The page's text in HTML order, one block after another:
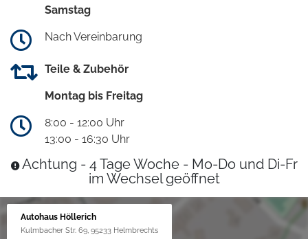
Samstag
Nach Vereinbarung
Teile & Zubehör
Montag bis Freitag
8:00 - 12:00 Uhr
13:00 - 16:30 Uhr
Achtung - 4 Tage Woche - Mo-Do und Di-Fr
im Wechsel geöffnet
Autohaus Höllerich
Kulmbacher Str. 69, 95233 Helmbrechts